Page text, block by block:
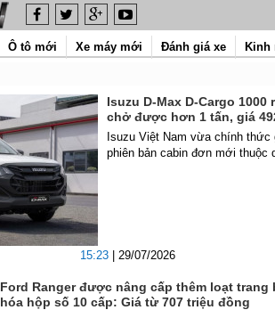
Ô tô mới Xe máy mới Đánh giá xe Kinh
Isuzu D-Max D-Cargo
chở được hơn 1 tấn, giá
15:23 | 29/07/2026
Isuzu Việt Nam vừa chính thức
phiên bản cabin đơn mới
Ford Ranger được nâng cấp thêm loạt trang
hóa hộp số 10 cấp: Giá từ 707 triệu đồng